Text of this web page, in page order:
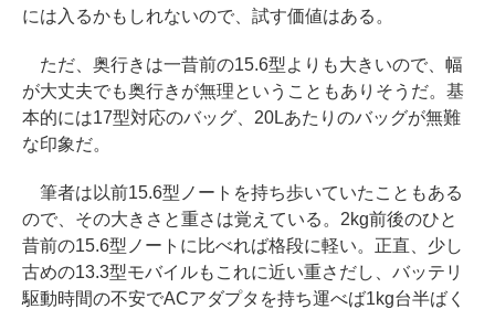
には入るかもしれないので、試す価値はある。
ただ、奥行きは一昔前の15.6型よりも大きいので、幅
が大丈夫でも奥行きが無理ということもありそうだ。基
本的には17型対応のバッグ、20Lあたりのバッグが無難
な印象だ。
筆者は以前15.6型ノートを持ち歩いていたこともある
ので、その大きさと重さは覚えている。2kg前後のひと
昔前の15.6型ノートに比べれば格段に軽い。正直、少し
古めの13.3型モバイルもこれに近い重さだし、バッテリ
駆動時間の不安でACアダプタを持ち運べば1kg台半ばく